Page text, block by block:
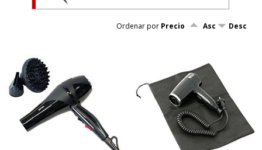
Ordenar por Precio Asc Desc